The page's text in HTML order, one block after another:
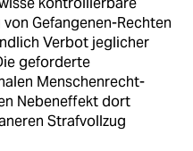
Gefangenen-Rechten
Verbot jeglicher
geforderte
Menschenrecht-
Nebeneffekt dort
Strafvollzug